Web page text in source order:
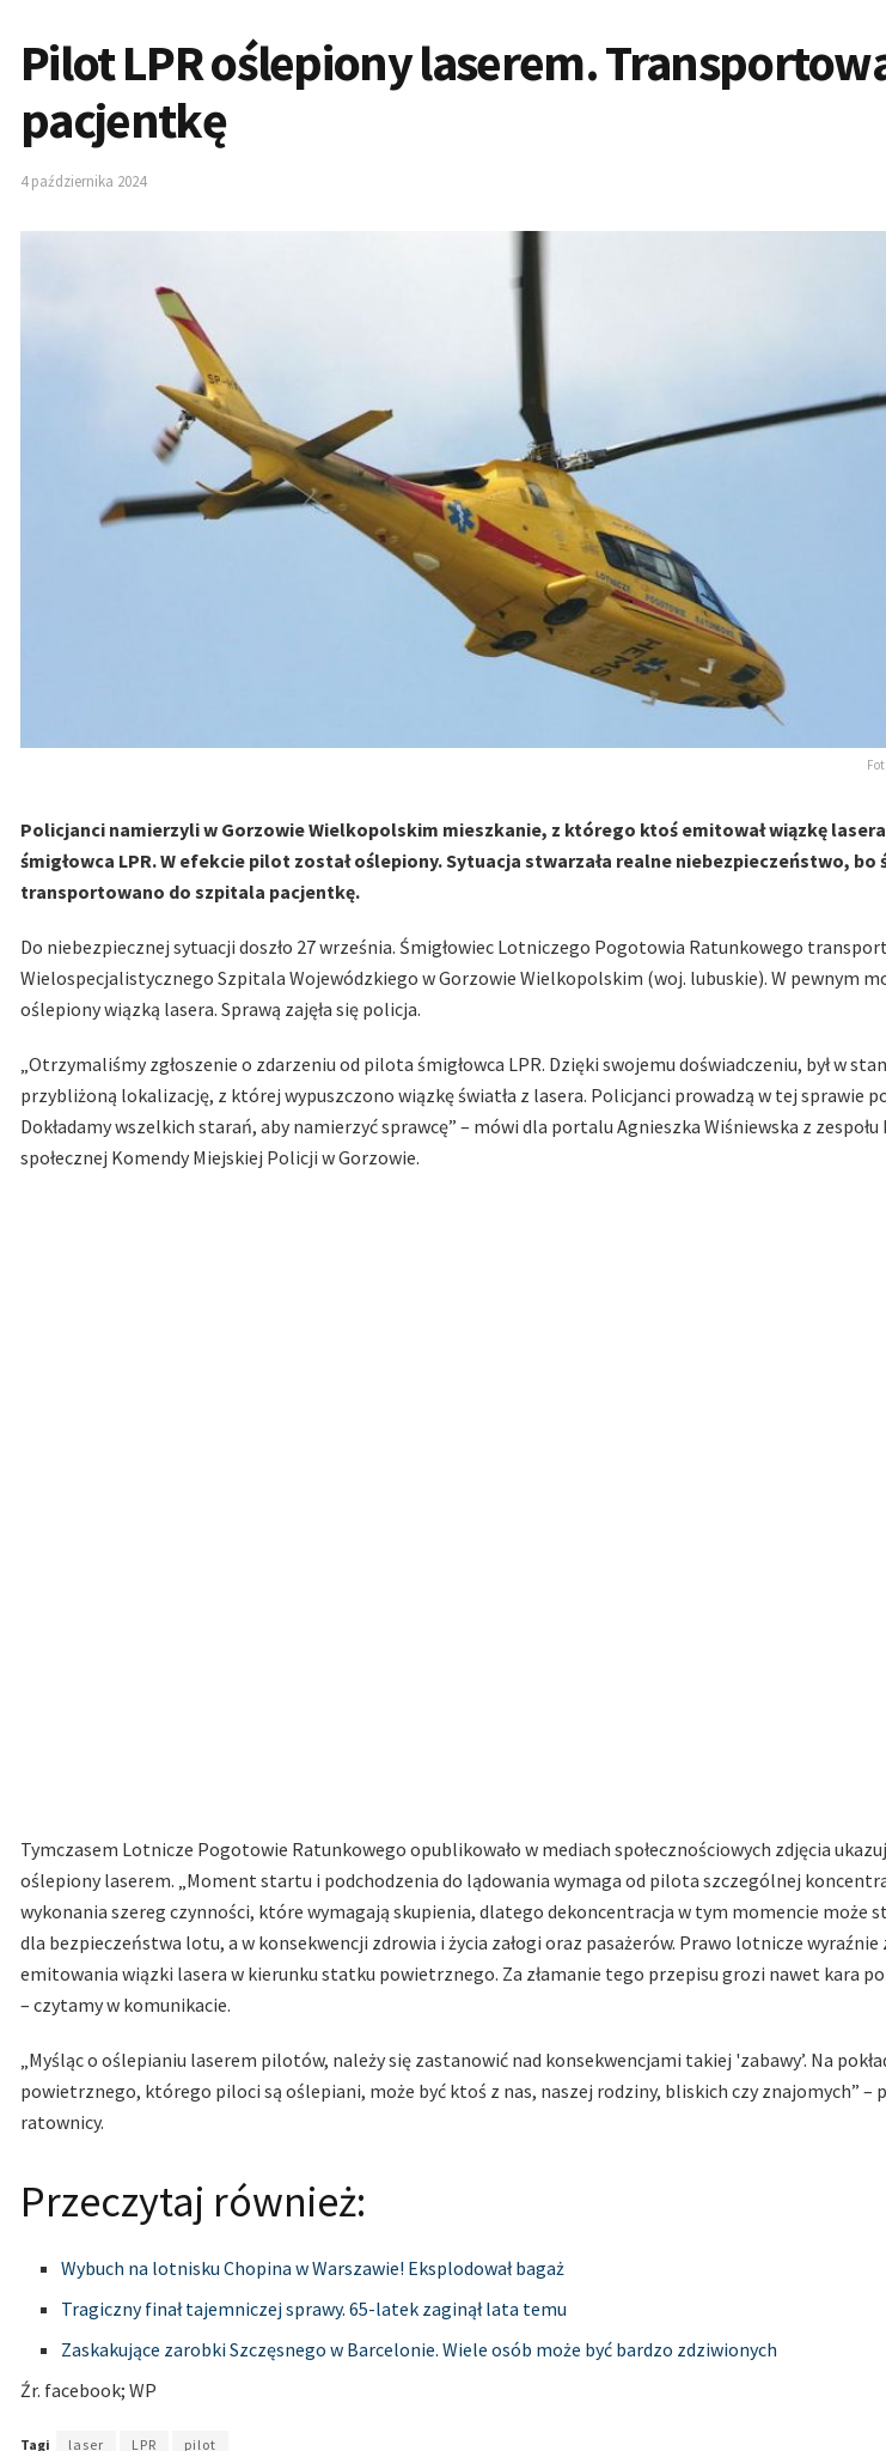
Pilot LPR oślepiony laserem.
pacjentkę
4 października 2024
Policjanci namierzyli w Gorzowie Wielkopolskim mieszkanie, z którego ktoś emitował wiązkę
śmigłowca LPR. W efekcie pilot został oślepiony. Sytuacja stwarzała realne niebezpieczeństwo, bo
transportowano do szpitala pacjentkę.
Do niebezpiecznej sytuacji doszło 27 września. Śmigłowiec Lotniczego Pogotowia Ratunkowego
Wielospecjalistycznego Szpitala Wojewódzkiego w Gorzowie Wielkopolskim (woj. lubuskie). W pewnym
oślepiony wiązką lasera. Sprawą zajęła się policja.
„Otrzymaliśmy zgłoszenie o zdarzeniu od pilota śmigłowca LPR. Dzięki swojemu doświadczeniu, był w
przybliżoną lokalizację, z której wypuszczono wiązkę światła z lasera. Policjanci prowadzą w tej sprawie
Dokładamy wszelkich starań, aby namierzyć sprawcę” – mówi dla portalu Agnieszka Wiśniewska z
społecznej Komendy Miejskiej Policji w Gorzowie.
Tymczasem Lotnicze Pogotowie Ratunkowego opublikowało w mediach społecznościowych zdjęcia
oślepiony laserem. „Moment startu i podchodzenia do lądowania wymaga od pilota szczególnej
wykonania szereg czynności, które wymagają skupienia, dlatego dekoncentracja w tym momencie może
dla bezpieczeństwa lotu, a w konsekwencji zdrowia i życia załogi oraz pasażerów. Prawo lotnicze wyraźnie
emitowania wiązki lasera w kierunku statku powietrznego. Za złamanie tego przepisu grozi nawet kara
– czytamy w komunikacie.
„Myśląc o oślepianiu laserem pilotów, należy się zastanowić nad konsekwencjami takiej 'zabawy’. Na
powietrznego, którego piloci są oślepiani, może być ktoś z nas, naszej rodziny, bliskich czy znajomych” –
ratownicy.
Przeczytaj również:
Wybuch na lotnisku Chopina w Warszawie! Eksplodował bagaż
Tragiczny finał tajemniczej sprawy. 65-latek zaginął lata temu
Zaskakujące zarobki Szczęsnego w Barcelonie. Wiele osób może być bardzo zdziwionych
Źr. facebook; WP
Tagi laser LPR pilot